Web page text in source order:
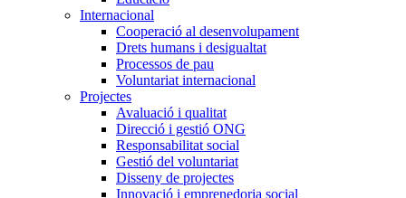
Internacional
Cooperació al desenvolupament
Drets humans i desigualtat
Processos de pau
Voluntariat internacional
Projectes
Avaluació i qualitat
Direcció i gestió ONG
Responsabilitat social
Gestió del voluntariat
Disseny de projectes
Innovació i emprenedoria social